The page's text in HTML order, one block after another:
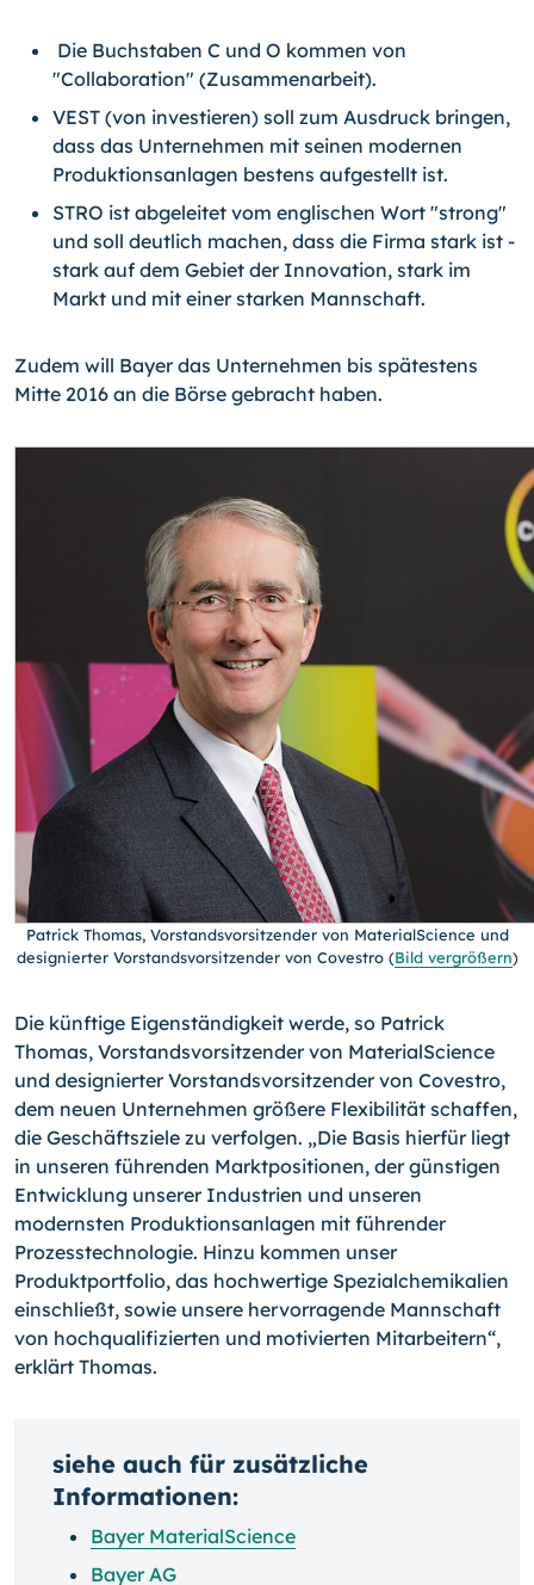
Die Buchstaben C und O kommen von
"Collaboration" (Zusammenarbeit).
VEST (von investieren) soll zum Ausdruck bringen,
dass das Unternehmen mit seinen modernen
Produktionsanla­gen bestens aufgestellt ist.
STRO ist abgeleitet vom englischen Wort "strong"
und soll deutlich machen, dass die Firma stark ist -
stark auf dem Gebiet der Innovation, stark im
Markt und mit einer starken Mannschaft.
Zudem will Bayer das Unternehmen bis spätestens
Mitte 2016 an die Börse gebracht haben.
Patrick Thomas, Vorstandsvorsitzender von MaterialScience und
designierter Vorstandsvorsitzender von Covestro(Bild vergrößern)
Die künftige Eigenständigkeit werde, so Patrick
Thomas, Vorstandsvorsitzender von MaterialScience
und designierter Vorstandsvorsitzender von Covestro,
dem neuen Un­ternehmen größere Flexibilität schaffen,
die Geschäftsziele zu verfolgen. „Die Basis hierfür liegt
in unseren führenden Marktpositionen, der günstigen
Entwicklung unserer Industrien und unseren
modernsten Produktionsanlagen mit führender
Prozesstechno­logie. Hinzu kommen unser
Produktportfolio, das hochwertige Spezialchemikalien
ein­schließt, sowie unsere hervorragende Mannschaft
von hochqualifizierten und motivier­ten Mitarbeitern“,
erklärt Thomas.
siehe auch für zusätzliche
Informationen:
Bayer MaterialScience
Bayer AG